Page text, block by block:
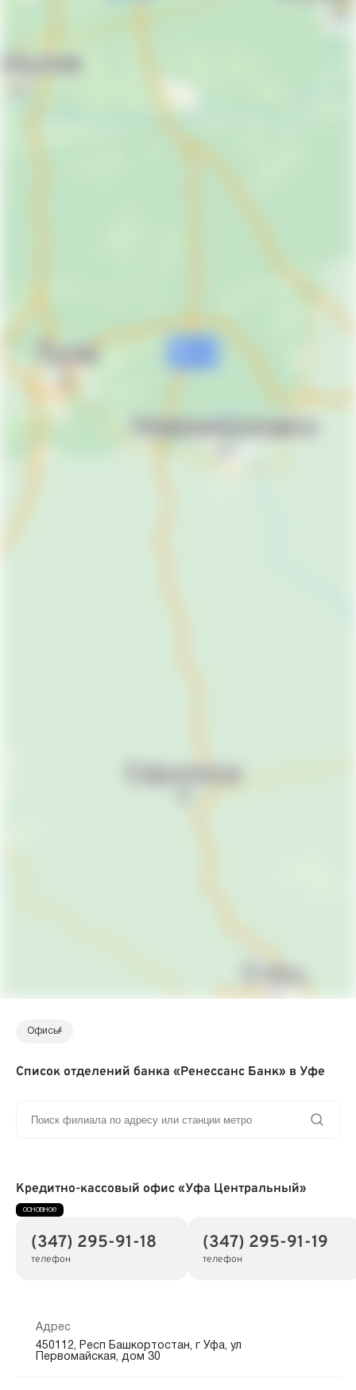
Офисы4
Список отделений банка «Ренессанс Банк» в Уфе
Кредитно-кассовый офис «Уфа Центральный»
(347) 295-91-18
телефон
(347) 295-91-19
телефон
Адрес
450112, Респ Башкортостан, г Уфа, ул
Первомайская, дом 30